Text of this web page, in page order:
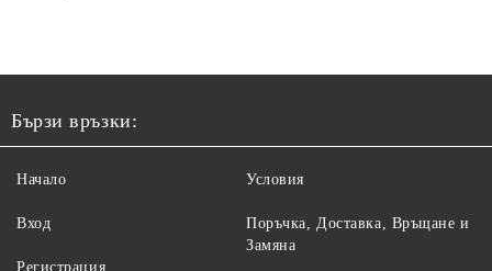
Бързи връзки:
Начало
Вход
Регистрация
Условия
Поръчка, Доставка, Връщане и
Замяна